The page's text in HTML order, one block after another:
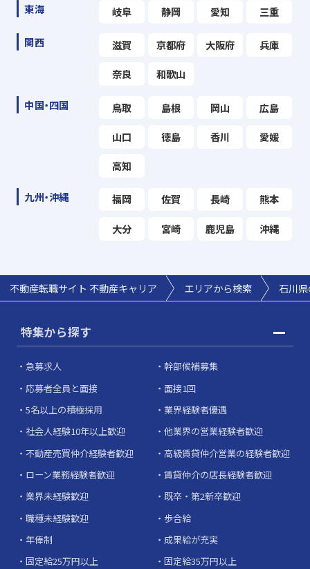
東海 岐阜 静岡 愛知 三重
関西 滋賀 京都府 大阪府 兵庫
奈良 和歌山
中国・四国 鳥取 島根 岡山 広島
山口 徳島 香川 愛媛
高知
九州・沖縄 福岡 佐賀 長崎 熊本
大分 宮崎 鹿児島 沖縄
不動産転職サイト 不動産キャリア エリアから検索 石川
特集から探す
急募求人
幹部候補募集
応募者全員と面接
面接1回
5名以上の積極採用
業界経験者優遇
社会人経験10年以上歓迎
他業界の営業経験者歓迎
不動産売買仲介経験者歓迎
高級賃貸仲介営業の経験者歓迎
ローン業務経験者歓迎
賃貸仲介の店長経験者歓迎
業界未経験歓迎
既卒・第2新卒歓迎
職種未経験歓迎
歩合給
年俸制
成果給が充実
固定給25万円以上
固定給35万円以上